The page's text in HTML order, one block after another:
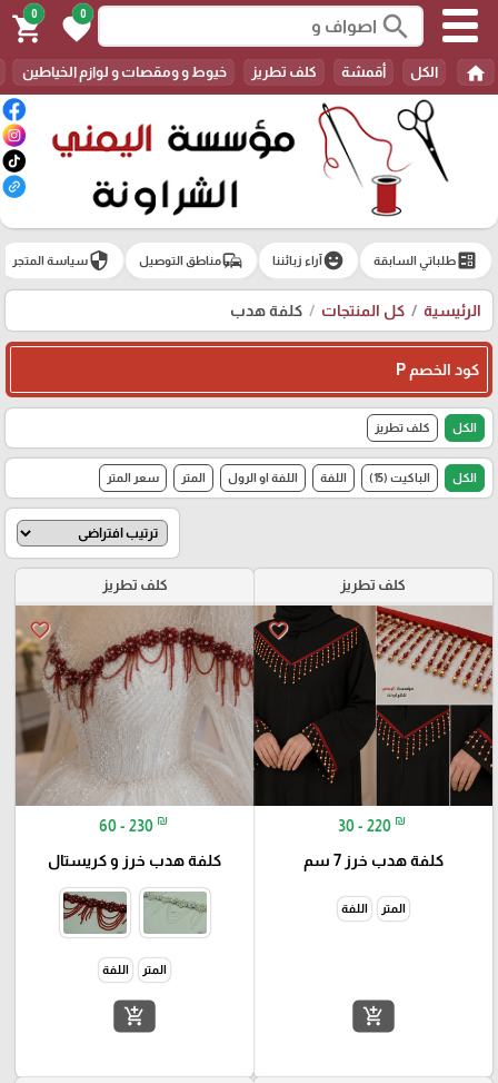
search
0
favorite
0
shopping_cart
home الكل أقمشة كلف تطريز خيوط و ومقصات و لوازم الخياطين
ballotطلباتي السابقة emoji_emotionsآراء زبائننا commuteمناطق التوصيل securityسياسة المتجر
الرئيسية كل المنتجات كلفة هدب
كود الخصم P
الكل كلف تطريز
الكل الباكيت (15) اللفة اللفة او الرول المتر سعر المتر
كلف تطريز
favorite_border
30 - 220 ₪
كلفة هدب خرز 7 سم
المتر اللفة
add_shopping_cart
كلف تطريز
favorite_border
60 - 230 ₪
كلفة هدب خرز و كريستال
المتر اللفة
add_shopping_cart